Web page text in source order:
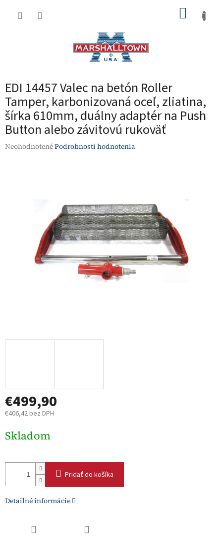
EDI 14457 Valec na betón Roller
Tamper, karbonizovaná oceľ, zliatina,
šírka 610mm, duálny adaptér na Push
Button alebo závitovú rukoväť
Priemerné
NeohodnotenéPodrobnosti hodnotenia
€499,90
€406,42 bez DPH
cena:
Skladom
Pridať do košíka
Detailné informácie